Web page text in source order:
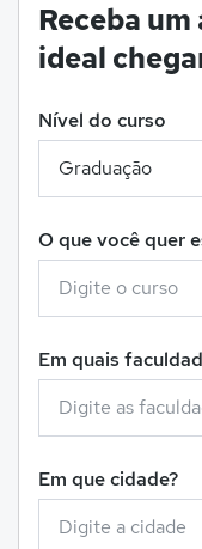
Receba
ideal
Nível do curso
O que você quer
Em quais
Em que cidade?